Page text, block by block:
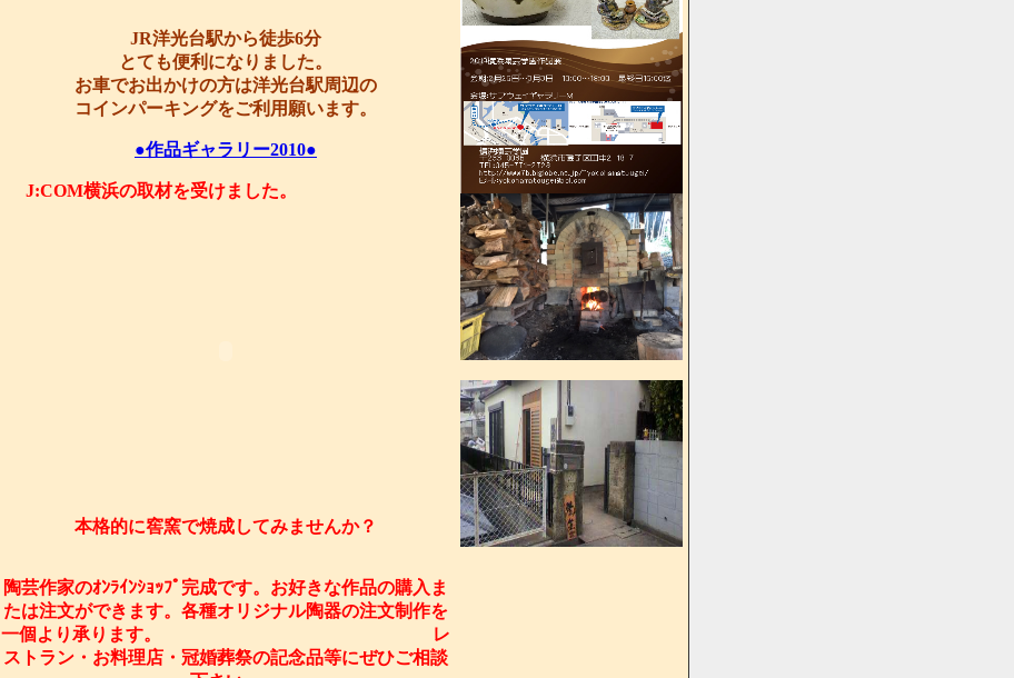
JR洋光台駅から徒歩6分
とても便利になりました。
お車でお出かけの方は洋光台駅周辺の
コインパーキングをご利用願います。
●作品ギャラリー2010●
J:COM横浜の取材を受けました。
本格的に窖窯で焼成してみませんか？
陶芸作家のｵﾝﾗｲﾝｼｮｯﾌﾟ完成です。お好きな作品の購入ま
たは注文ができます。各種オリジナル陶器の注文制作を
一個より承ります。 レ
ストラン・お料理店・冠婚葬祭の記念品等にぜひご相談